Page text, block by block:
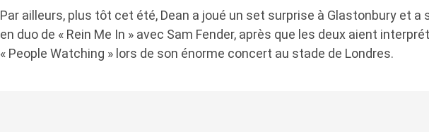
Par ailleurs, plus tôt cet été, Dean a joué un set surprise à Glastonbury et a
en duo de « Rein Me In » avec Sam Fender, après que les deux aient
« People Watching » lors de son énorme concert au stade de Londres.